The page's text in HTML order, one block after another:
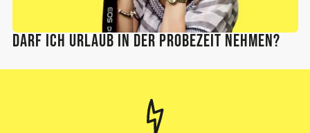
Darf ich Urlaub in der Probezeit nehmen?